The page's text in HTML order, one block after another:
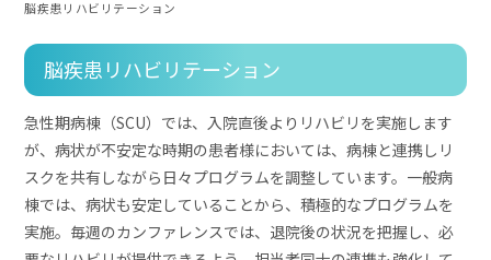
脳疾患リハビリテーション
脳疾患リハビリテーション
急性期病棟（SCU）では、入院直後よりリハビリを実施します
が、病状が不安定な時期の患者様においては、病棟と連携しリ
スクを共有しながら日々プログラムを調整しています。一般病
棟では、病状も安定していることから、積極的なプログラムを
実施。毎週のカンファレンスでは、退院後の状況を把握し、必